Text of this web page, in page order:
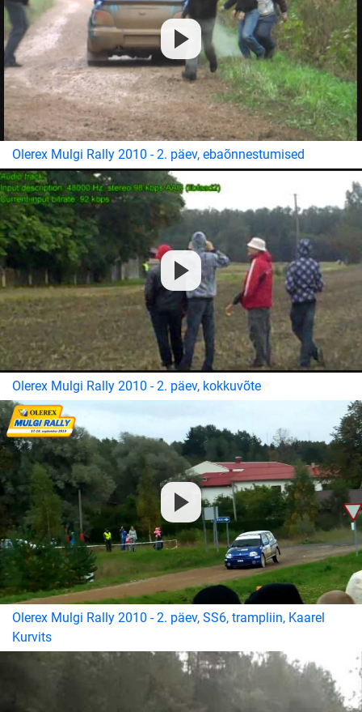
Olerex Mulgi Rally 2010 - 2. päev, ebaõnnestumised
Olerex Mulgi Rally 2010 - 2. päev, kokkuvõte
Olerex Mulgi Rally 2010 - 2. päev, SS6, trampliin, Kaarel
Kurvits